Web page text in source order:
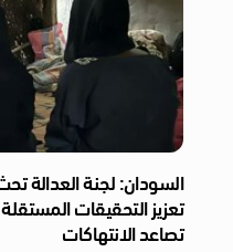
السودان: لجنة
تعزيز التحقيقات
تصاعد الانتهاكات